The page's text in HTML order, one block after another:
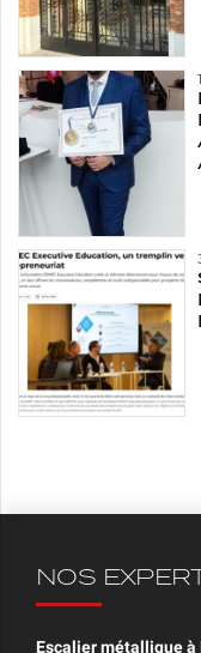
NOS
Escalier métallique à